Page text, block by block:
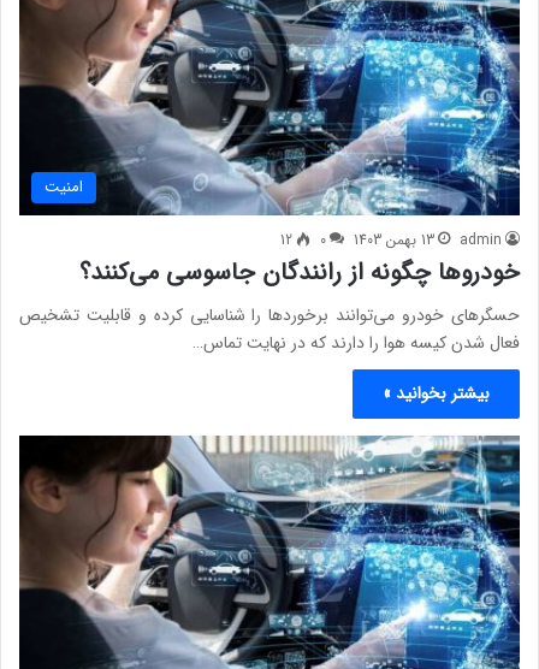
امنيت
admin 13 بهمن 1403 0
12
خودروها چگونه از رانندگان جاسوسی می‌کنند؟
حسگرهای خودرو می‌توانند برخوردها را شناسایی کرده و قابلیت تشخیص
فعال شدن کیسه هوا را دارند که در نهایت تماس…
بیشتر بخوانید »